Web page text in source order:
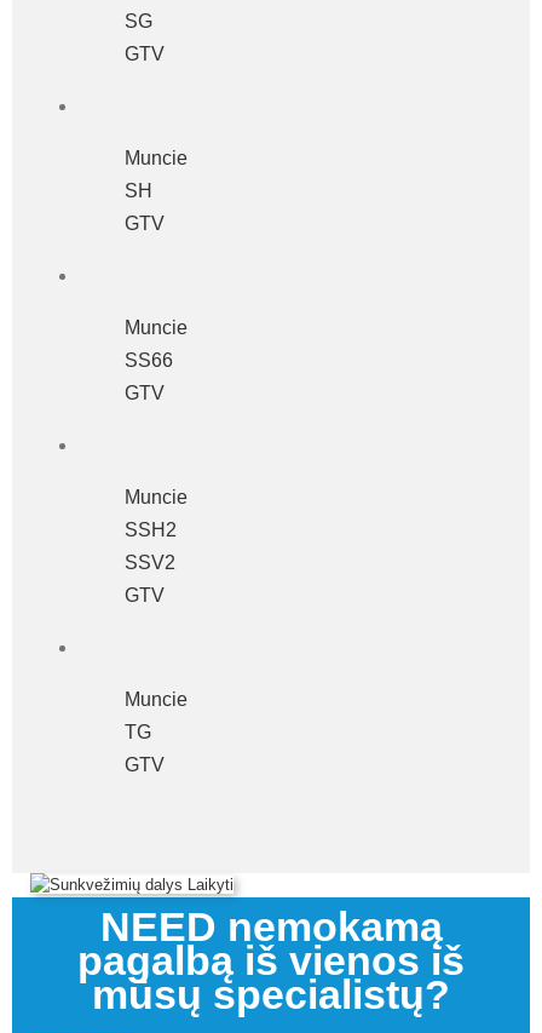
SG
GTV
Muncie
SH
GTV
Muncie
SS66
GTV
Muncie
SSH2
SSV2
GTV
Muncie
TG
GTV
NEED nemokamą
pagalbą iš vienos iš
mūsų specialistų?